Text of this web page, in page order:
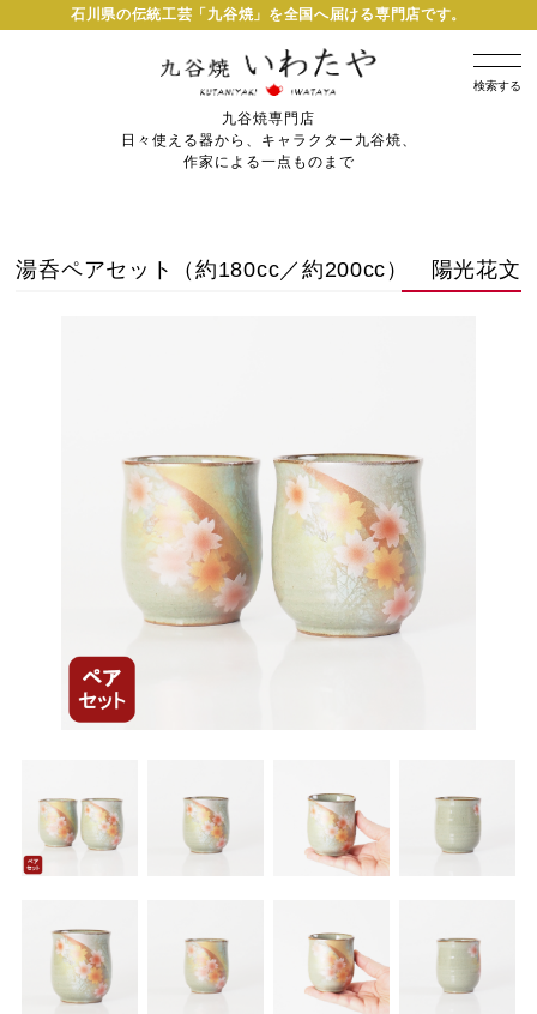
石川県の伝統工芸「九谷焼」を全国へ届ける専門店です。
検索する
九谷焼専門店
日々使える器から、キャラクター九谷焼、
作家による一点ものまで
湯呑ペアセット（約180cc／約200cc） 陽光花文